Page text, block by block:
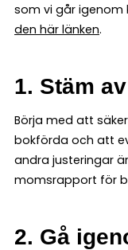
som vi går
den här länken.
1. Stäm
Börja med att
bokförda och att
andra justeringar
momsrapport för
2. Gå